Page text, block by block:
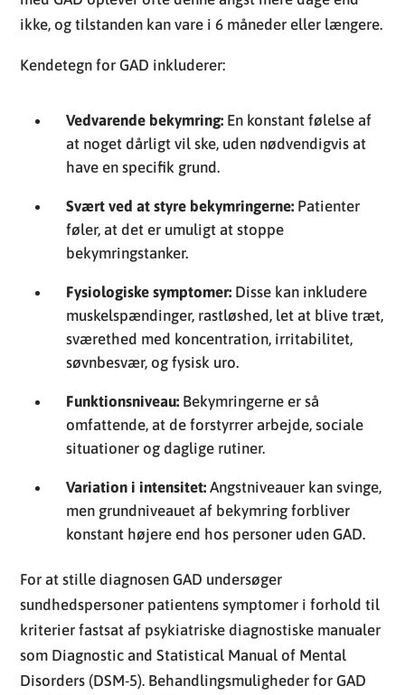
ikke, og tilstanden kan vare i 6 måneder eller længere.
Kendetegn for GAD inkluderer:
Vedvarende bekymring: En konstant følelse af
at noget dårligt vil ske, uden nødvendigvis at
have en specifik grund.
Svært ved at styre bekymringerne: Patienter
føler, at det er umuligt at stoppe
bekymringstanker.
Fysiologiske symptomer: Disse kan inkludere
muskelspændinger, rastløshed, let at blive træt,
sværethed med koncentration, irritabilitet,
søvnbesvær, og fysisk uro.
Funktionsniveau: Bekymringerne er så
omfattende, at de forstyrrer arbejde, sociale
situationer og daglige rutiner.
Variation i intensitet: Angstniveauer kan svinge,
men grundniveauet af bekymring forbliver
konstant højere end hos personer uden GAD.
For at stille diagnosen GAD undersøger
sundhedspersoner patientens symptomer i forhold til
kriterier fastsat af psykiatriske diagnostiske manualer
som Diagnostic and Statistical Manual of Mental
Disorders (DSM-5). Behandlingsmuligheder for GAD